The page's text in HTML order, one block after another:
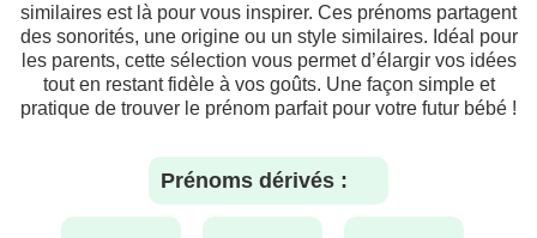
similaires est là pour vous inspirer. Ces prénoms partagent
des sonorités, une origine ou un style similaires. Idéal pour
les parents, cette sélection vous permet d’élargir vos idées
tout en restant fidèle à vos goûts. Une façon simple et
pratique de trouver le prénom parfait pour votre futur bébé !
Prénoms dérivés :